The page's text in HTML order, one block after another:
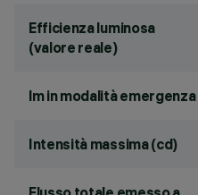
Efficienza luminosa
(valore reale)
lm in modalità emergenza
Intensità massima (cd)